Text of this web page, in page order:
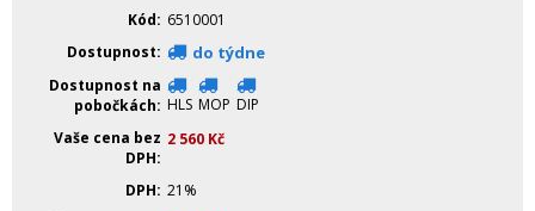
Kód
6510001
Dostupnost
do týdne
Dostupnost na
pobočkách
HLS MOP DIP
Vaše cena bez
DPH
2 560 Kč
DPH 21%